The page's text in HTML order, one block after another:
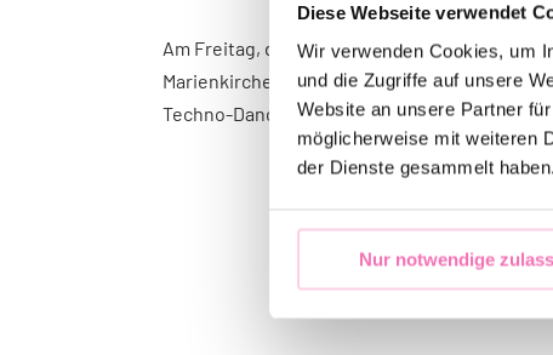
Diese Webseite verwendet
Wir verwenden Cookies, um
und die Zugriffe auf unsere
Website an unsere Partner
möglicherweise mit weiteren
der Dienste gesammelt haben.
Nur notwendige
Am Freitag, den 24. Juli ab 20 Uhr – nach
Marienkirche – laden wir alle, die feiern
Techno-Dancefloor bringt Bass, Bewegung